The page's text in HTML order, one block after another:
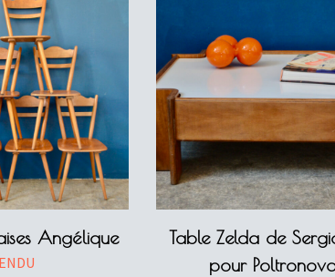
Angélique
Table Zelda de
pour